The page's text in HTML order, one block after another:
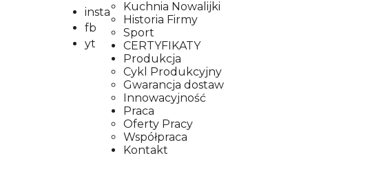
insta
fb
yt
Kuchnia Nowalijki
Historia Firmy
Sport
CERTYFIKATY
Produkcja
Cykl Produkcyjny
Gwarancja dostaw
Innowacyjność
Praca
Oferty Pracy
Współpraca
Kontakt